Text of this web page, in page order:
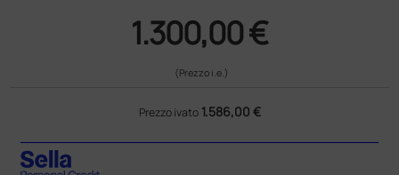
1.300,00 €
(Prezzo i.e.)
Prezzo ivato 1.586,00 €